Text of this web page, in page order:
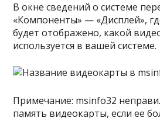
В окне сведений о системе
«Компоненты» — «Дисплей»,
будет отображено, какой
используется в вашей системе.
Примечание: msinfo32
память видеокарты, если ее